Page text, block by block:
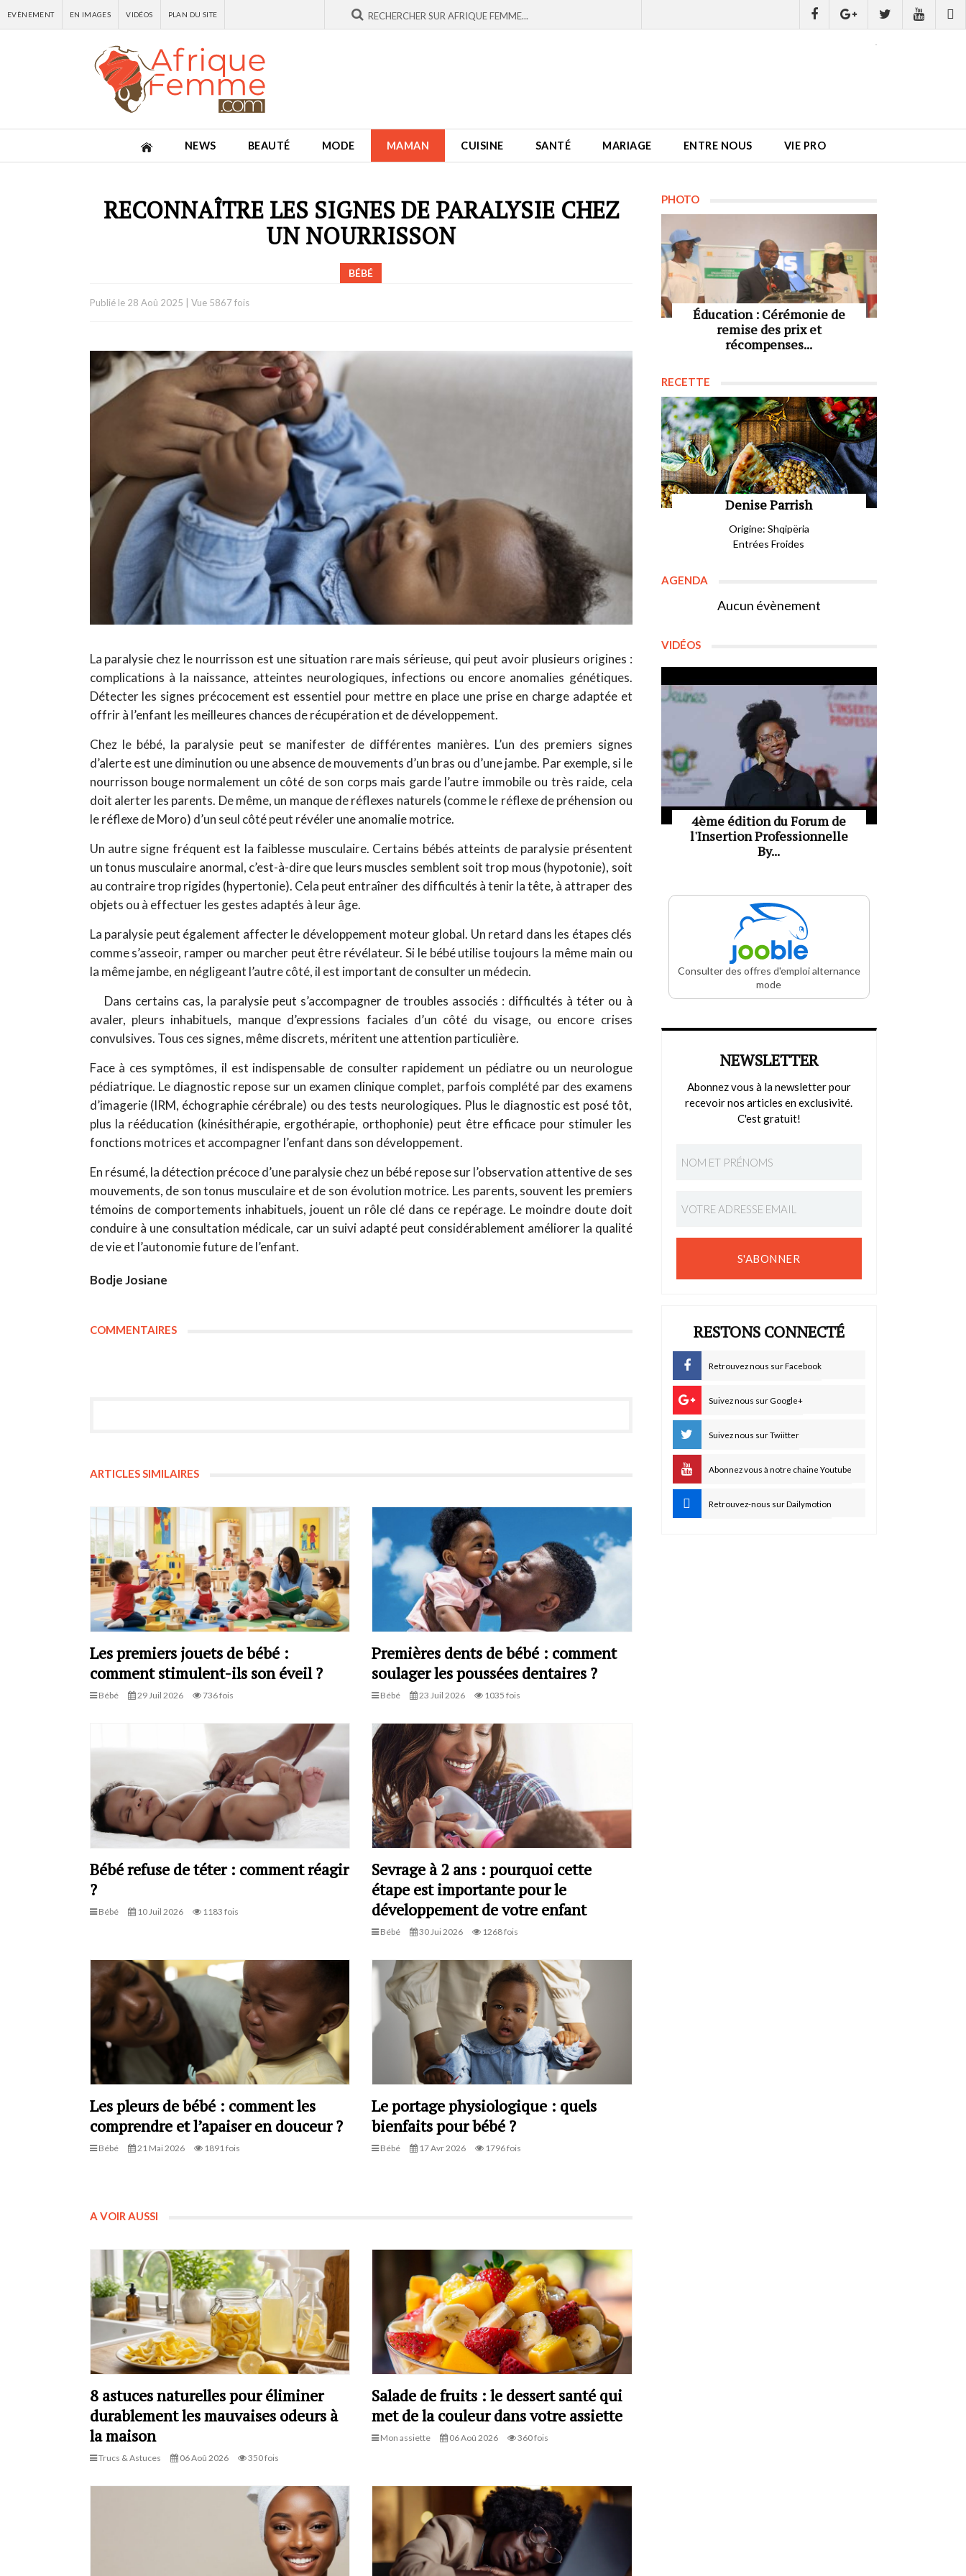
EVÈNEMENT EN IMAGES VIDÉOS PLAN DU SITE
NEWS BEAUTÉ MODE MAMAN CUISINE SANTÉ MARIAGE ENTRE NOUS VIE PRO
RECONNAÎTRE LES SIGNES DE PARALYSIE CHEZ
UN NOURRISSON
BÉBÉ
Publié le 28 Aoû 2025 Vue 5867 fois
La paralysie chez le nourrisson est une situation rare mais sérieuse, qui peut avoir plusieurs origines :
complications à la naissance, atteintes neurologiques, infections ou encore anomalies génétiques.
Détecter les signes précocement est essentiel pour mettre en place une prise en charge adaptée et
offrir à l’enfant les meilleures chances de récupération et de développement.
Chez le bébé, la paralysie peut se manifester de différentes manières. L’un des premiers signes
d’alerte est une diminution ou une absence de mouvements d’un bras ou d’une jambe. Par exemple, si le
nourrisson bouge normalement un côté de son corps mais garde l’autre immobile ou très raide, cela
doit alerter les parents. De même, un manque de réflexes naturels (comme le réflexe de préhension ou
le réflexe de Moro) d’un seul côté peut révéler une anomalie motrice.
Un autre signe fréquent est la faiblesse musculaire. Certains bébés atteints de paralysie présentent
un tonus musculaire anormal, c’est-à-dire que leurs muscles semblent soit trop mous (hypotonie), soit
au contraire trop rigides (hypertonie). Cela peut entraîner des difficultés à tenir la tête, à attraper des
objets ou à effectuer les gestes adaptés à leur âge.
La paralysie peut également affecter le développement moteur global. Un retard dans les étapes clés
comme s’asseoir, ramper ou marcher peut être révélateur. Si le bébé utilise toujours la même main ou
la même jambe, en négligeant l’autre côté, il est important de consulter un médecin.
Dans certains cas, la paralysie peut s’accompagner de troubles associés : difficultés à téter ou à
avaler, pleurs inhabituels, manque d’expressions faciales d’un côté du visage, ou encore crises
convulsives. Tous ces signes, même discrets, méritent une attention particulière.
Face à ces symptômes, il est indispensable de consulter rapidement un pédiatre ou un neurologue
pédiatrique. Le diagnostic repose sur un examen clinique complet, parfois complété par des examens
d’imagerie (IRM, échographie cérébrale) ou des tests neurologiques. Plus le diagnostic est posé tôt,
plus la rééducation (kinésithérapie, ergothérapie, orthophonie) peut être efficace pour stimuler les
fonctions motrices et accompagner l’enfant dans son développement.
En résumé, la détection précoce d’une paralysie chez un bébé repose sur l’observation attentive de ses
mouvements, de son tonus musculaire et de son évolution motrice. Les parents, souvent les premiers
témoins de comportements inhabituels, jouent un rôle clé dans ce repérage. Le moindre doute doit
conduire à une consultation médicale, car un suivi adapté peut considérablement améliorer la qualité
de vie et l’autonomie future de l’enfant.
Bodje Josiane
COMMENTAIRES
ARTICLES SIMILAIRES
Les premiers jouets de bébé :
comment stimulent-ils son éveil ?
Bébé 29 Juil 2026 736 fois
Premières dents de bébé : comment
soulager les poussées dentaires ?
Bébé 23 Juil 2026 1035 fois
Bébé refuse de téter : comment réagir
?
Bébé 10 Juil 2026 1183 fois
Sevrage à 2 ans : pourquoi cette
étape est importante pour le
développement de votre enfant
Bébé 30 Jui 2026 1268 fois
Les pleurs de bébé : comment les
comprendre et l’apaiser en douceur ?
Bébé 21 Mai 2026 1891 fois
Le portage physiologique : quels
bienfaits pour bébé ?
Bébé 17 Avr 2026 1796 fois
A VOIR AUSSI
8 astuces naturelles pour éliminer
durablement les mauvaises odeurs à
la maison
Trucs & Astuces 06 Aoû 2026 350 fois
Salade de fruits : le dessert santé qui
met de la couleur dans votre assiette
Mon assiette 06 Aoû 2026 360 fois
PHOTO
Éducation : Cérémonie de
remise des prix et
récompenses...
RECETTE
Denise Parrish
Origine: Shqipëria
Entrées Froides
AGENDA
Aucun évènement
VIDÉOS
4ème édition du Forum de
l'Insertion Professionnelle
By...
Consulter des offres d'emploi alternance
mode
NEWSLETTER
Abonnez vous à la newsletter pour
recevoir nos articles en exclusivité.
C'est gratuit!
S'ABONNER
RESTONS CONNECTÉ
Retrouvez nous sur Facebook
Suivez nous sur Google+
Suivez nous sur Twiitter
Abonnez vous à notre chaine Youtube
Retrouvez-nous sur Dailymotion